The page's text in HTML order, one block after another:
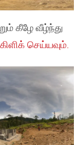
கீழே வீழ்ந்து
செய்யவும்.